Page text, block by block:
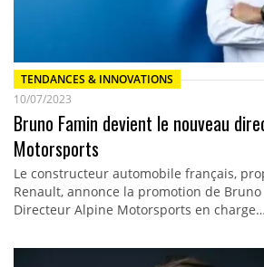
TENDANCES & INNOVATIONS
10/07/2023
Bruno Famin devient le nouveau
Motorsports
Le constructeur automobile français,
Renault, annonce la promotion de
Directeur Alpine Motorsports en charge…